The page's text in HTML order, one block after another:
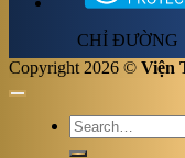
CHỈ ĐƯỜNG
Copyright 2026 © Viện